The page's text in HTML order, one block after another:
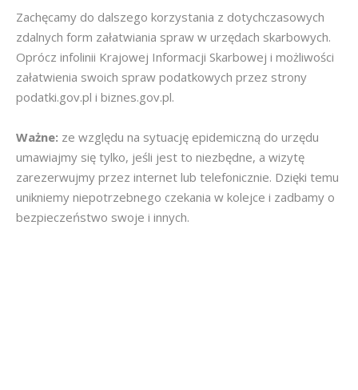
Zachęcamy do dalszego korzystania z dotychczasowych
zdalnych form załatwiania spraw w urzędach skarbowych.
Oprócz infolinii Krajowej Informacji Skarbowej i możliwości
załatwienia swoich spraw podatkowych przez strony
podatki.gov.pl i biznes.gov.pl.
Ważne: ze względu na sytuację epidemiczną do urzędu
umawiajmy się tylko, jeśli jest to niezbędne, a wizytę
zarezerwujmy przez internet lub telefonicznie. Dzięki temu
unikniemy niepotrzebnego czekania w kolejce i zadbamy o
bezpieczeństwo swoje i innych.